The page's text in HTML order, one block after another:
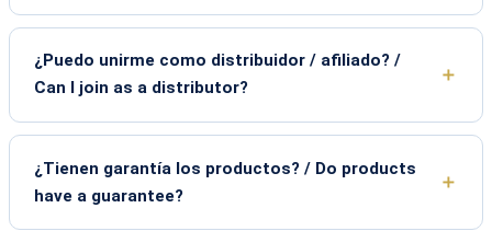
¿Puedo unirme como distribuidor / afiliado? /
Can I join as a distributor?
¿Tienen garantía los productos? / Do products
have a guarantee?